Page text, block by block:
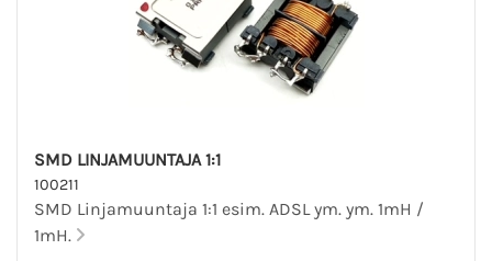
SMD LINJAMUUNTAJA 1:1
100211
SMD Linjamuuntaja 1:1 esim. ADSL ym. ym. 1mH /
1mH.